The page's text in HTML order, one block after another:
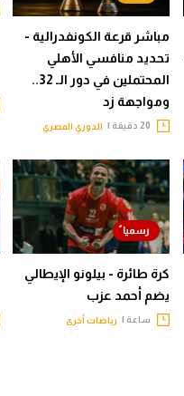
مباشر قرعة الكونفدرالية -
تحديد منافسي الأهلي
المحتملين في دور الـ 32..
ومواجهة زد
الدوري المصري
كرة طائرة - بيلونو الإيطالي
يضم أحمد عزب
ساعة | رياضات أخرى